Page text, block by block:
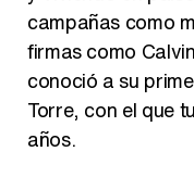
campañas como
firmas como
conoció a su
Torre, con el que
años.